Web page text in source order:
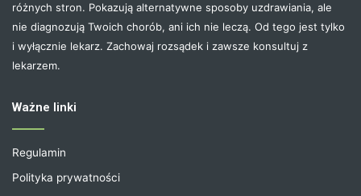
różnych stron. Pokazują alternatywne sposoby uzdrawiania, ale
nie diagnozują Twoich chorób, ani ich nie leczą. Od tego jest tylko
i wyłącznie lekarz. Zachowaj rozsądek i zawsze konsultuj z
lekarzem.
Ważne linki
Regulamin
Polityka prywatności